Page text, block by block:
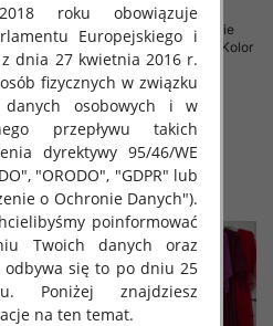
Sukienki damskie (Włoskie
produkt) Roz Standard, Mix Kolor
Paczka 5 szt
78.00 zł
szczegóły
roku obowiązuje
Europejskiego i
z dnia 27 kwietnia 2016 r.
fizycznych w związku
danych osobowych i w
przepływu takich
dyrektywy 95/46/WE
"ORODO", "GDPR" lub
o Ochronie Danych").
poinformować
Twoich danych oraz
odbywa się to po dniu 25
Poniżej znajdziesz
na ten temat.